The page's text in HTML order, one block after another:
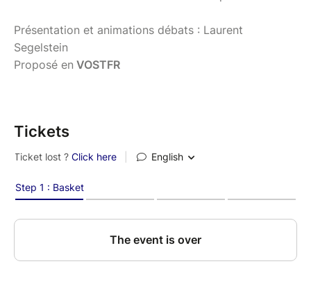
Présentation et animations débats : Laurent
Segelstein
Proposé en VOSTFR
Tickets